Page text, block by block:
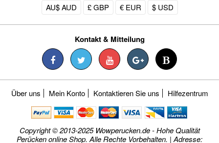
AU$ AUD £ GBP € EUR $ USD
Kontakt & Mitteilung
Über uns Mein Konto Kontaktieren Sie uns Hilfezentrum
Copyright © 2013-2025 Wowperucken.de - Hohe Qualität
Perücken online Shop. Alle Rechte Vorbehalten. | Adresse: